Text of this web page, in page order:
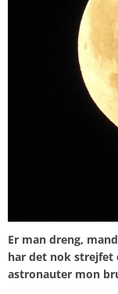
Er man dreng,
har det nok strejfet
astronauter mon